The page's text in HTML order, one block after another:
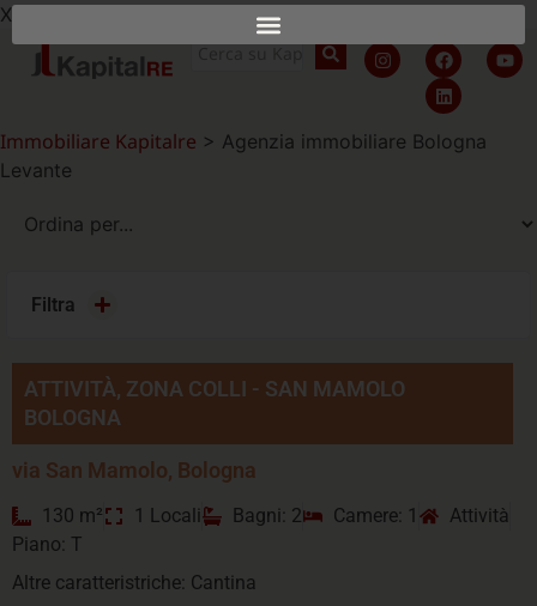
X
Immobiliare Kapitalre > Agenzia immobiliare Bologna
Levante
Filtra
ATTIVITÀ, ZONA COLLI - SAN MAMOLO
BOLOGNA
via San Mamolo, Bologna
130 m² 1 Locali Bagni: 2 Camere: 1
Attività
Piano: T
Altre caratteristriche: Cantina